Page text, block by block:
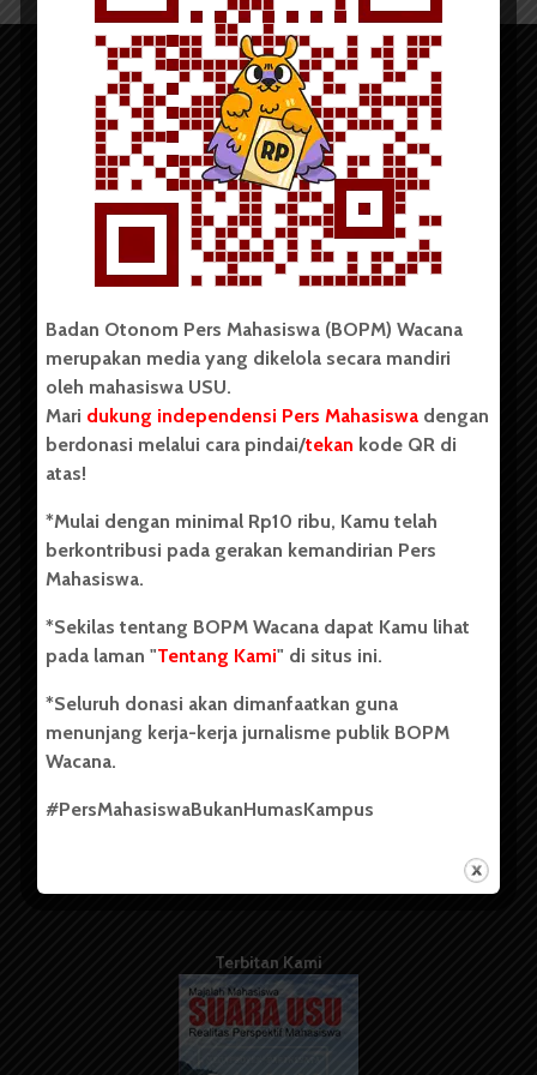
Copyright © 2023. All rights reserved BOPM WACANA.
Badan Otonom Pers Mahasiswa (BOPM) Wacana merupakan
pers mahasiswa yang berdiri di luar kampus dan dikelola
secara mandiri oleh mahasiswa Universitas Sumatera Utara
(USU). Sebelumnya BOPM Wacana merupakan salah satu
Unit Kegiatan Mahasiswa (UKM) di Universitas Sumatera
berdiri pada 1 Juli 1995.
Kontribusi
Info Iklan
Pedoman Media Siber
Kode Etik Jurnalistik
Terbitan Kami
Badan Otonom Pers Mahasiswa (BOPM) Wacana
merupakan media yang dikelola secara mandiri
oleh mahasiswa USU.
Mari dukung independensi Pers Mahasiswa dengan
berdonasi melalui cara pindai/tekan kode QR di
atas!
*Mulai dengan minimal Rp10 ribu, Kamu telah
berkontribusi pada gerakan kemandirian Pers
Mahasiswa.
*Sekilas tentang BOPM Wacana dapat Kamu lihat
pada laman "Tentang Kami" di situs ini.
*Seluruh donasi akan dimanfaatkan guna
menunjang kerja-kerja jurnalisme publik BOPM
Wacana.
#PersMahasiswaBukanHumasKampus